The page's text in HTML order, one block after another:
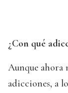
¿Con qué
Aunque ahora
adicciones, a